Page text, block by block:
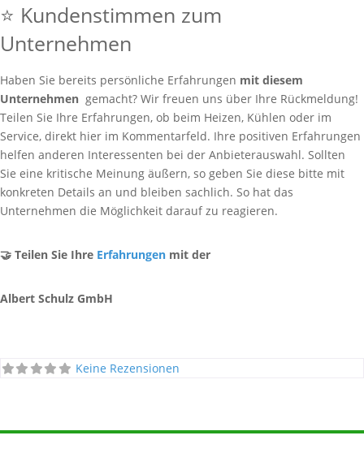
⭐ Kundenstimmen zum
Unternehmen
Haben Sie bereits persönliche Erfahrungen mit diesem
Unternehmen gemacht? Wir freuen uns über Ihre Rückmeldung!
Teilen Sie Ihre Erfahrungen, ob beim Heizen, Kühlen oder im
Service, direkt hier im Kommentarfeld. Ihre positiven Erfahrungen
helfen anderen Interessenten bei der Anbieterauswahl. Sollten
Sie eine kritische Meinung äußern, so geben Sie diese bitte mit
konkreten Details an und bleiben sachlich. So hat das
Unternehmen die Möglichkeit darauf zu reagieren.
🤝 Teilen Sie Ihre Erfahrungen mit der
Albert Schulz GmbH
Keine Rezensionen